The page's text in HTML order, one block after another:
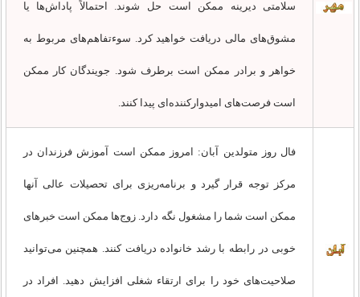
سلامتی دیرینه ممکن است حل شوند. احتمالاً پاداش‌ها یا
مشوق‌های مالی دریافت خواهید کرد. سوءتفاهم‌های مربوط به
خواهر و برادر ممکن است برطرف شود. جویندگان کار ممکن
است فرصت‌های امیدوارکننده‌ای پیدا کنند.
فال روز متولدین آبان: امروز ممکن است آموزش فرزندان در
مرکز توجه قرار گیرد و برنامه‌ریزی برای تحصیلات عالی آنها
ممکن است شما را مشغول نگه دارد. زوج‌ها ممکن است خبرهای
خوبی در رابطه با رشد خانواده دریافت کنند. همچنین می‌توانید
صلاحیت‌های خود را برای ارتقاء شغلی افزایش دهید. افراد در